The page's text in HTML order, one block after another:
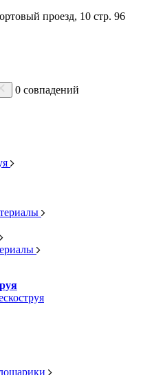
проезд, 10 стр. 96
0 совпадений